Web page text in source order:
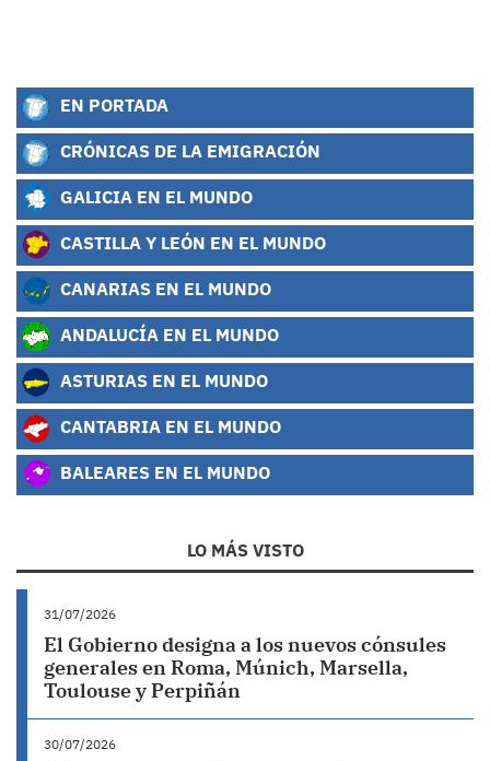
EN PORTADA
CRÓNICAS DE LA EMIGRACIÓN
GALICIA EN EL MUNDO
CASTILLA Y LEÓN EN EL MUNDO
CANARIAS EN EL MUNDO
ANDALUCÍA EN EL MUNDO
ASTURIAS EN EL MUNDO
CANTABRIA EN EL MUNDO
BALEARES EN EL MUNDO
LO MÁS VISTO
31/07/2026
El Gobierno designa a los nuevos cónsules
generales en Roma, Múnich, Marsella,
Toulouse y Perpiñán
30/07/2026